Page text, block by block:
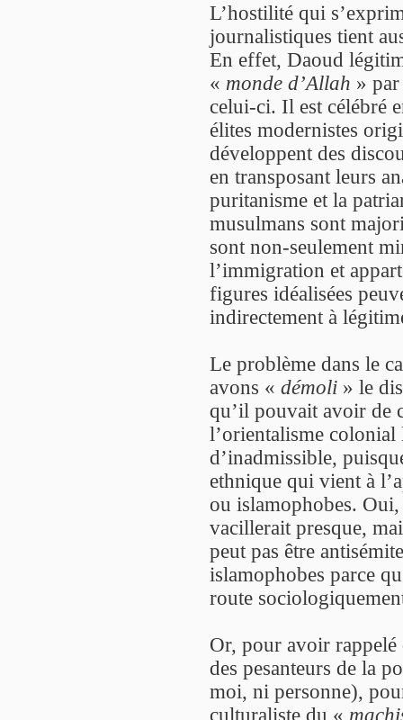
L’hostilité qui
journalistiques tient
En effet, Daoud
« monde d’Allah »
celui-ci. Il est célébré
élites modernistes
développent des
en transposant leurs
puritanisme et la
musulmans sont
sont non-seulement
l’immigration et
figures idéalisées
indirectement à
Le problème dans le
avons « démoli » le
qu’il pouvait avoir de
l’orientalisme colonial
d’inadmissible,
ethnique qui vient à
ou islamophobes.
vacillerait presque,
peut pas être
islamophobes parce
route
Or, pour avoir rappelé
des pesanteurs de la
moi, ni personne),
culturaliste du «